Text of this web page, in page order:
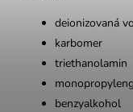
deionizovaná
karbomer
triethanolamin
benzyalkohol